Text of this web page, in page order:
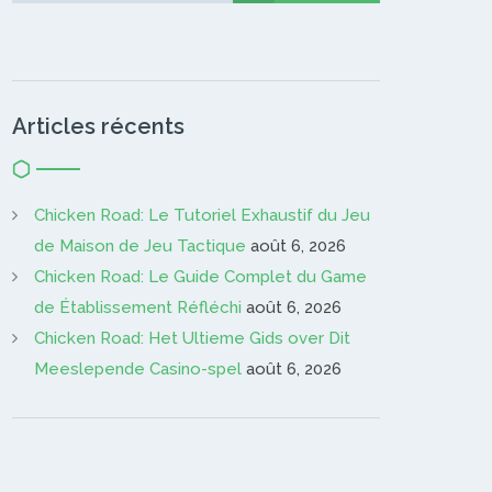
Articles récents
Chicken Road: Le Tutoriel Exhaustif du Jeu
de Maison de Jeu Tactique août 6, 2026
Chicken Road: Le Guide Complet du Game
de Établissement Réfléchi août 6, 2026
Chicken Road: Het Ultieme Gids over Dit
Meeslepende Casino-spel août 6, 2026